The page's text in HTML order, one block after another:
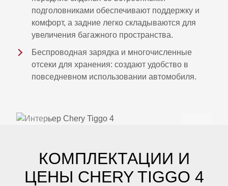
подголовниками обеспечивают поддержку и
комфорт, а задние легко складываются для
увеличения багажного пространства.
Беспроводная зарядка и многочисленные
отсеки для хранения: создают удобство в
повседневном использовании автомобиля.
КОМПЛЕКТАЦИИ И
ЦЕНЫ CHERY TIGGO 4